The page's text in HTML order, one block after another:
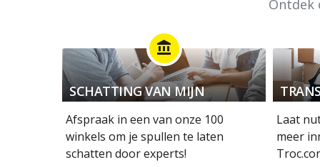
Ontdek
account_balance
SCHATTING VAN MIJN
OBJECTEN
Afspraak in een van onze 100
winkels om je spullen te laten
schatten door experts!
Laat
meer